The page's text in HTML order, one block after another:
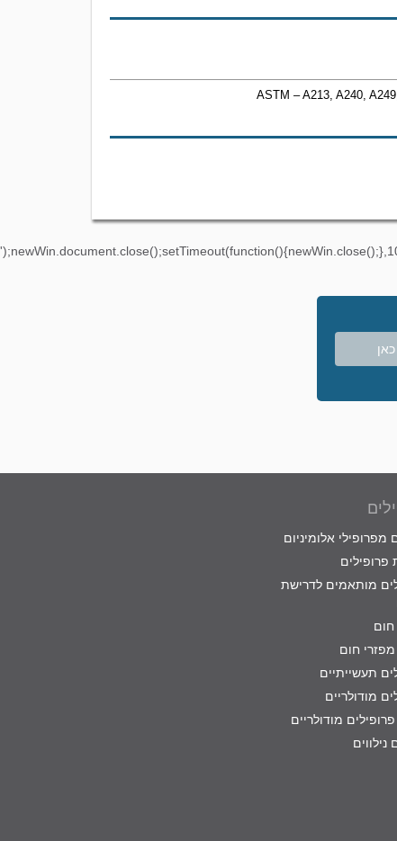
ASTM – A213, A240,
מפרופילי אלומיניום
פרופילים
מותאמים לדרישת
חום
חום
תעשייתיים
מודולריים
מודולריים
נילווים